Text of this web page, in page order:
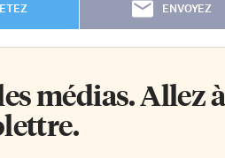
ENVOYEZ
médias. Allez